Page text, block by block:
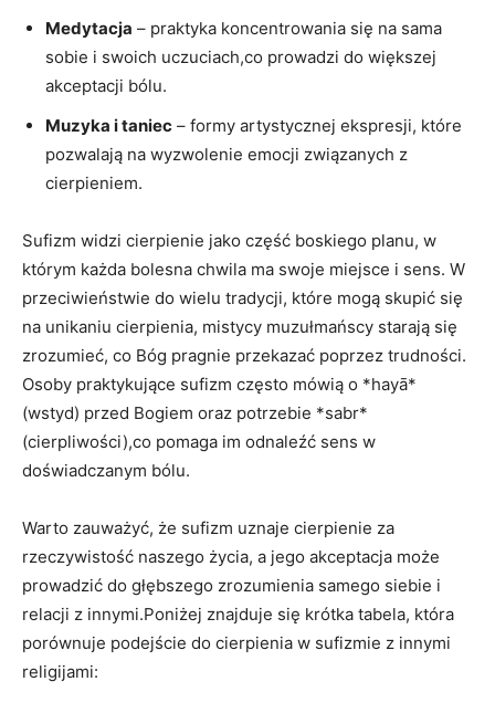
Medytacja – praktyka koncentrowania się na sama
sobie i swoich uczuciach,co prowadzi do większej
akceptacji bólu.
Muzyka i taniec – formy artystycznej ekspresji, które‍
pozwalają na wyzwolenie ​emocji związanych z
cierpieniem.
Sufizm widzi cierpienie⁤ jako ⁣część​ boskiego planu,⁣ w
którym każda ‍bolesna chwila​ ma swoje miejsce i sens. W
przeciwieństwie ⁢do wielu tradycji, które⁣ mogą skupić⁢ się
na unikaniu cierpienia, mistycy muzułmańscy starają się
zrozumieć, co Bóg pragnie przekazać poprzez trudności.
Osoby praktykujące sufizm często mówią o *hayā*
⁢(wstyd) przed Bogiem oraz ⁢potrzebie *sabr*
⁢(cierpliwości),co pomaga im odnaleźć sens w‍
doświadczanym bólu.
Warto zauważyć, że sufizm uznaje cierpienie​ za
rzeczywistość naszego życia, a jego akceptacja może
prowadzić do głębszego zrozumienia samego siebie i
⁤relacji z innymi.Poniżej znajduje się krótka ⁢tabela, ‍która
porównuje podejście do cierpienia w‌ sufizmie z innymi
religijami: